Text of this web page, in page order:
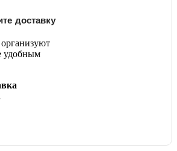
доставку
удобным